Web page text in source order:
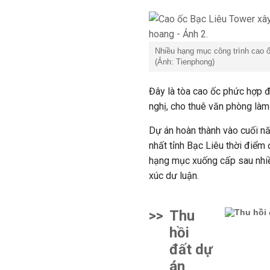
Nhiều hạng mục công trình cao
(Ảnh: Tienphong)
Đây là tòa cao ốc phức hợp
nghị, cho thuê văn phòng
Dự án hoàn thành vào cuối
nhất tỉnh Bạc Liêu thời điểm
hạng mục xuống cấp sau
xúc dư luận.
>> Thu
hồi
đất dự
án